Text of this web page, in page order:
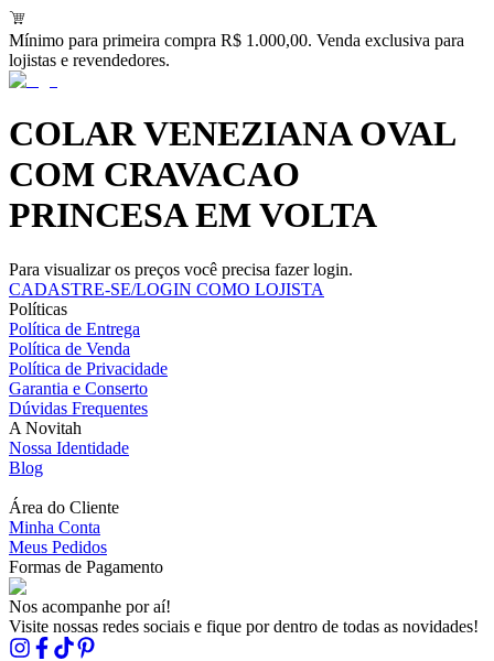
Mínimo para primeira compra R$ 1.000,00. Venda exclusiva para
lojistas e revendedores.
COLAR VENEZIANA OVAL
COM CRAVACAO
PRINCESA EM VOLTA
Para visualizar os preços você precisa fazer login.
CADASTRE-SE/LOGIN COMO LOJISTA
Políticas
Política de Entrega
Política de Venda
Política de Privacidade
Garantia e Conserto
Dúvidas Frequentes
A Novitah
Nossa Identidade
Blog
Área do Cliente
Minha Conta
Meus Pedidos
Formas de Pagamento
Nos acompanhe por aí!
Visite nossas redes sociais e fique por dentro de todas as novidades!